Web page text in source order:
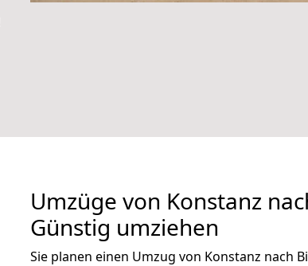
Umzüge von Konstanz
Günstig umziehen
Sie planen einen Umzug von Konstanz nach